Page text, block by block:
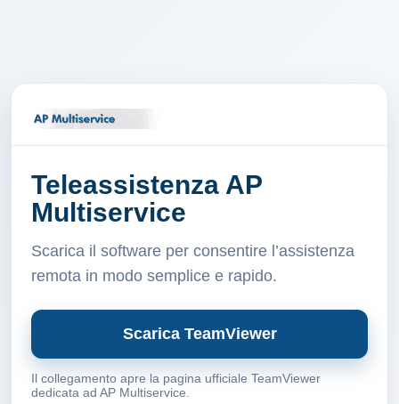
Teleassistenza AP
Multiservice
Scarica il software per consentire l’assistenza
remota in modo semplice e rapido.
Scarica TeamViewer
Il collegamento apre la pagina ufficiale TeamViewer
dedicata ad AP Multiservice.